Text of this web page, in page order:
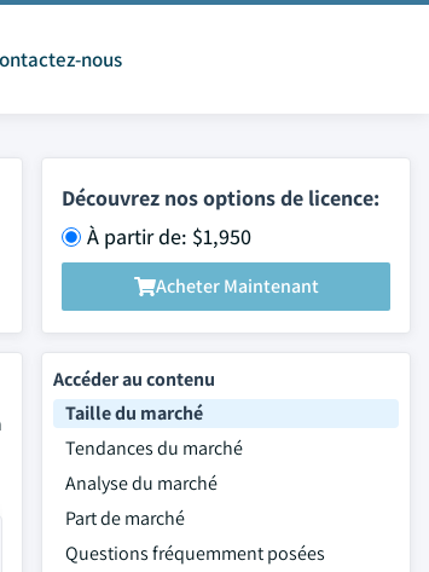
nous
Découvrez nos options de licence:
À partir de: $1,950
Acheter Maintenant
Accéder au contenu
Taille du marché
Tendances du marché
Analyse du marché
Part de marché
Questions fréquemment posées